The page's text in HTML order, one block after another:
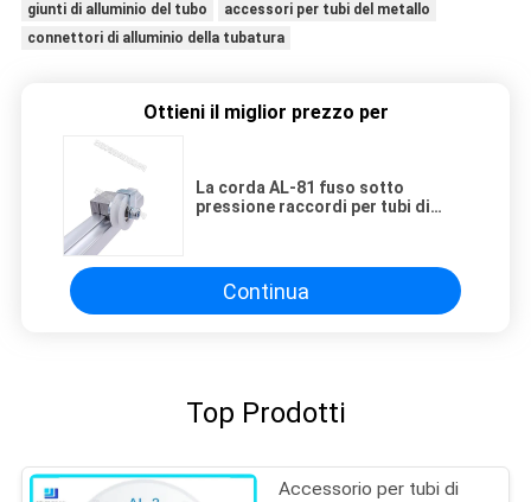
giunti di alluminio del tubo
accessori per tubi del metallo
connettori di alluminio della tubatura
Ottieni il miglior prezzo per
La corda AL-81 fuso sotto
pressione raccordi per tubi di
Continua
Top Prodotti
Accessorio per tubi di